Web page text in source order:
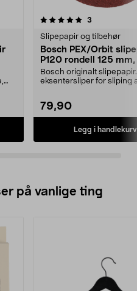
3
Slipepapir og tilbehør
Bosch PEX/Orbit
P120 rondell 125
pakning
Bosch originalt
eksentersliper for sliping
79,90
Legg i handlekurv
0.0av 5 stjerner
på vanlige ting